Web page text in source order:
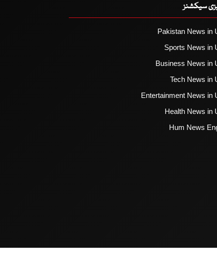
سیکشنز
Pakistan News in
Sports News in
Business News in
Tech News in
Entertainment News in
Health News in
Hum News